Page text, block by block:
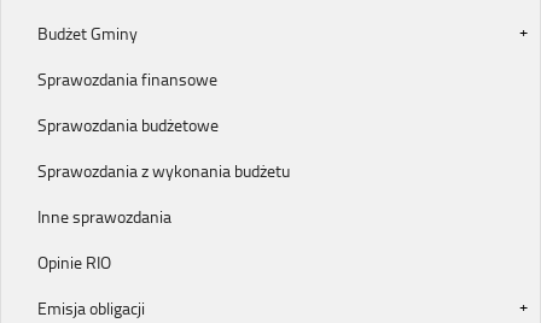
Budżet Gminy
Sprawozdania finansowe
Sprawozdania budżetowe
Sprawozdania z wykonania budżetu
Inne sprawozdania
Opinie RIO
Emisja obligacji